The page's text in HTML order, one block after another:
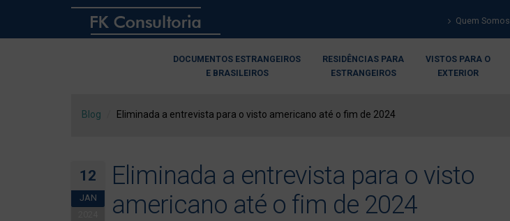
Quem Somos
DOCUMENTOS ESTRANGEIROS
E BRASILEIROS
RESIDÊNCIAS PARA
ESTRANGEIROS
VISTOS PARA O
EXTERIOR
Blog Eliminada a entrevista para o visto americano até o fim de 2024
12
JAN
Eliminada a entrevista para o visto
americano até o fim de 2024